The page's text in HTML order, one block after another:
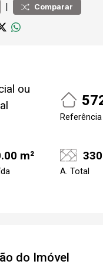
| Comparar
ou
Referência
m²
A. Total
do Imóvel